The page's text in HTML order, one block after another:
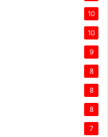
10
10
9
8
8
8
7